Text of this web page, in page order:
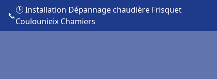
📞
🕒 Installation Dépannage chaudière Frisquet
Coulounieix Chamiers